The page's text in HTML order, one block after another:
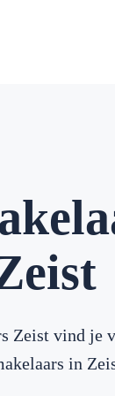
Zeist vind je
in